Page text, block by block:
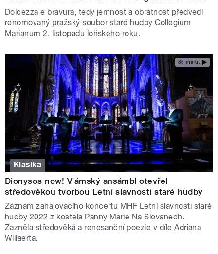
Dolcezza e bravura, tedy jemnost a obratnost předvedl
renomovaný pražský soubor staré hudby Collegium
Marianum 2. listopadu loňského roku.
85 minut
Klasika
Dionysos now! Vlámský ansámbl otevřel
středověkou tvorbou Letní slavnosti staré hudby
Záznam zahajovacího koncertu MHF Letní slavnosti staré
hudby 2022 z kostela Panny Marie Na Slovanech.
Zazněla středověká a renesanční poezie v díle Adriana
Willaerta.